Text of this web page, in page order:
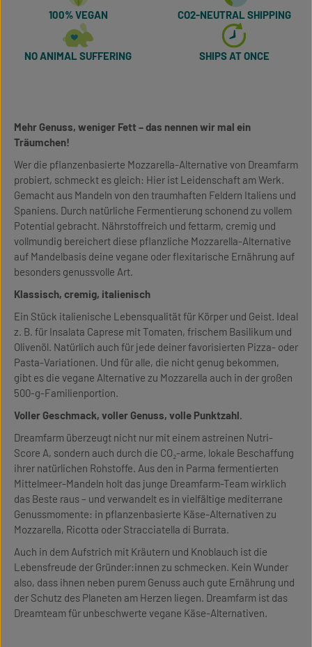
100% VEGAN CO2-NEUTRAL SHIPPING
NO ANIMAL SUFFERING SHIPS AT ONCE
Mehr Genuss, weniger Fett – das nennen wir mal ein
Träumchen!
Wer die pflanzenbasierte Mozzarella-Alternative von Dreamfarm
probiert, schmeckt es gleich: Hier ist Leidenschaft am Werk.
Gemacht aus Mandeln von den traumhaften Feldern Italiens und
Spaniens. Durch natürliche Fermentierung schonend zu vollem
Potential gebracht. Nährstoffreich und fettarm, cremig und
vollmundig bereichert diese pflanzliche Mozzarella-Alternative
auf Mandelbasis deine vegane oder flexitarische Ernährung auf
besonders genussvolle Art.
Klassisch, cremig, italienisch
Ein Stück italienische Lebensqualität für Körper und Geist. Ideal
z. B. für Insalata Caprese mit Tomaten, frischem Basilikum und
Olivenöl. Natürlich auch für jede deiner favorisierten Pizza- oder
Pasta-Variationen. Und für alle, die nicht genug bekommen,
gibt es die vegane Alternative zu Mozzarella auch in der großen
500-g-Familienportion.
Voller Geschmack, voller Genuss, volle Punktzahl.
Dreamfarm überzeugt nicht nur mit einem astreinen Nutri-
Score A, sondern auch durch die CO₂-arme, lokale Beschaffung
ihrer natürlichen Rohstoffe. Aus den in Parma fermentierten
Mittelmeer-Mandeln holt das junge Dreamfarm-Team wirklich
das Beste raus – und verwandelt es in vielfältige mediterrane
Genussmomente: in pflanzenbasierte Käse-Alternativen zu
Mozzarella, Ricotta oder Stracciatella di Burrata.
Auch in dem Aufstrich mit Kräutern und Knoblauch ist die
Lebensfreude der Gründer:innen zu schmecken. Kein Wunder
also, dass ihnen neben purem Genuss auch gute Ernährung und
der Schutz des Planeten am Herzen liegen. Dreamfarm ist das
Dreamteam für unbeschwerte vegane Käse-Alternativen.